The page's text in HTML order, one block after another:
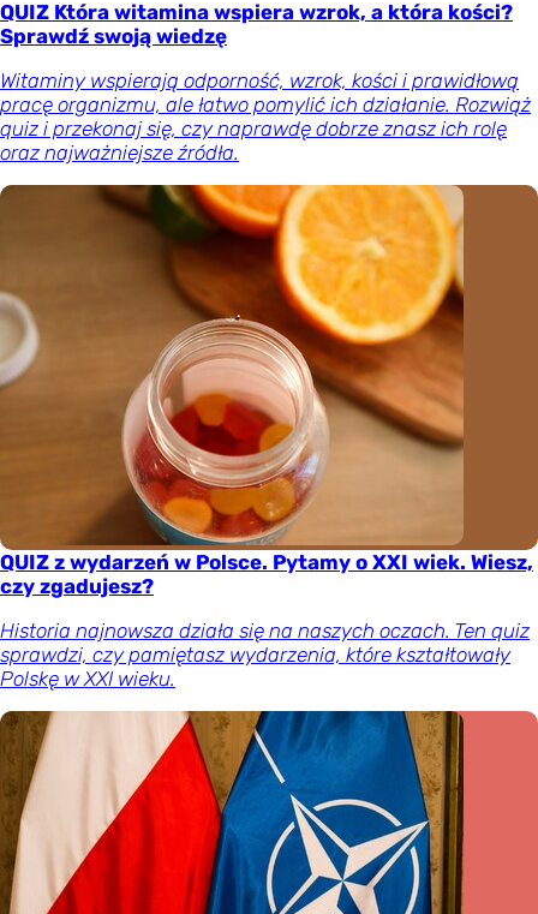
QUIZ Która witamina wspiera wzrok, a która kości?
Sprawdź swoją wiedzę
Witaminy wspierają odporność, wzrok, kości i prawidłową
pracę organizmu, ale łatwo pomylić ich działanie. Rozwiąż
quiz i przekonaj się, czy naprawdę dobrze znasz ich rolę
oraz najważniejsze źródła.
QUIZ z wydarzeń w Polsce. Pytamy o XXI wiek. Wiesz,
czy zgadujesz?
Historia najnowsza działa się na naszych oczach. Ten quiz
sprawdzi, czy pamiętasz wydarzenia, które kształtowały
Polskę w XXI wieku.